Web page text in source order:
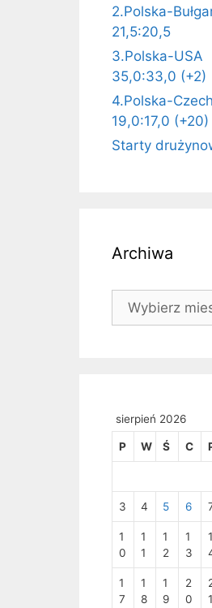
2.Polska-
21,5:20,5
3.Polska-USA
35,0:33,0 (+2)
4.Polska-
19,0:17,0 (+20)
Starty
Archiwa
Archiwa
sierpień 2026
P W Ś C
3 4 5 6
1
0
1
1
1
2
1
3
1
1
7
1
8
1
9
2
0
1